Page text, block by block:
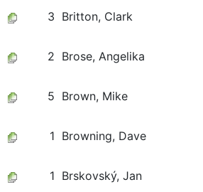
3 Britton, Clark
2 Brose, Angelika
5 Brown, Mike
1 Browning, Dave
1 Brskovský, Jan